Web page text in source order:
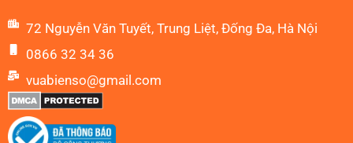
72 Nguyễn Văn Tuyết, Trung Liệt, Đống Đa, Hà Nội
0866 32 34 36
vuabienso@gmail.com